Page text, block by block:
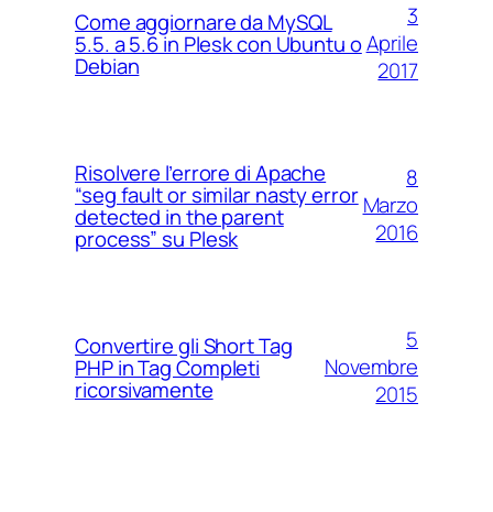
Come aggiornare da MySQL
5.5. a 5.6 in Plesk con Ubuntu o
Debian
3
Aprile
2017
Risolvere l’errore di Apache
“seg fault or similar nasty error
detected in the parent
process” su Plesk
8
Marzo
2016
Convertire gli Short Tag
PHP in Tag Completi
ricorsivamente
5
Novembre
2015